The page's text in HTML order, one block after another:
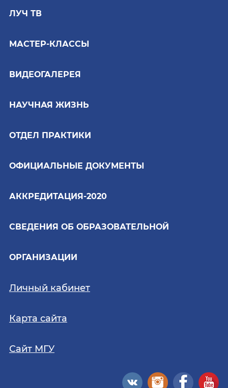
ЛУЧ ТВ
МАСТЕР-КЛАССЫ
ВИДЕОГАЛЕРЕЯ
НАУЧНАЯ ЖИЗНЬ
ОТДЕЛ ПРАКТИКИ
ОФИЦИАЛЬНЫЕ ДОКУМЕНТЫ
АККРЕДИТАЦИЯ-2020
СВЕДЕНИЯ ОБ ОБРАЗОВАТЕЛЬНОЙ
ОРГАНИЗАЦИИ
Личный кабинет
Карта сайта
Сайт МГУ